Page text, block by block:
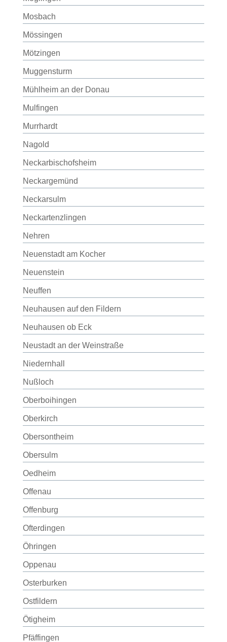
Mosbach
Mössingen
Mötzingen
Muggensturm
Mühlheim an der Donau
Mulfingen
Murrhardt
Nagold
Neckarbischofsheim
Neckargemünd
Neckarsulm
Neckartenzlingen
Nehren
Neuenstadt am Kocher
Neuenstein
Neuffen
Neuhausen auf den Fildern
Neuhausen ob Eck
Neustadt an der Weinstraße
Niedernhall
Nußloch
Oberboihingen
Oberkirch
Obersontheim
Obersulm
Oedheim
Offenau
Offenburg
Ofterdingen
Öhringen
Oppenau
Osterburken
Ostfildern
Ötigheim
Pfäffingen